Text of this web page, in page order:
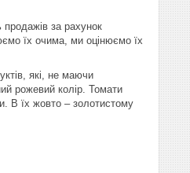
продажів за рахунок
їх очима, ми оцінюємо їх
які, не маючи
рожевий колір. Томати
В їх жовто – золотистому